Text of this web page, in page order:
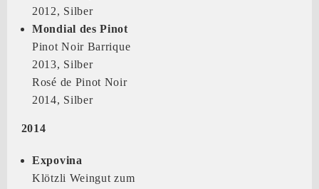
2012, Silber
Mondial des Pinot
Pinot Noir Barrique
2013, Silber
Rosé de Pinot Noir
2014, Silber
2014
Expovina
Klötzli Weingut zum